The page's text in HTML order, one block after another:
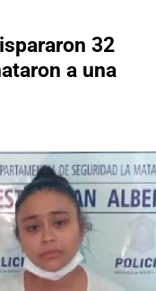
32
a una